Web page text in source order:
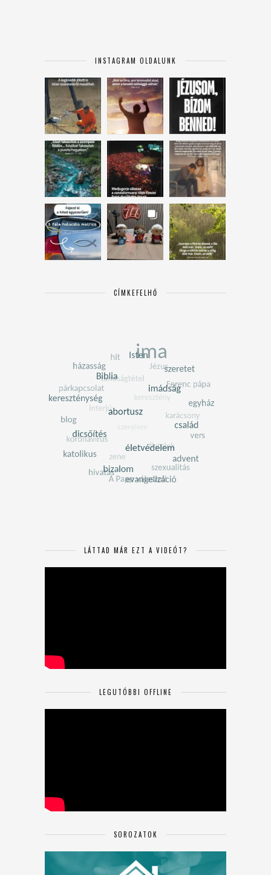
INSTAGRAM OLDALUNK
CÍMKEFELHŐ
LÁTTAD MÁR EZT A VIDEÓT?
LEGUTÓBBI OFFLINE
SOROZATOK